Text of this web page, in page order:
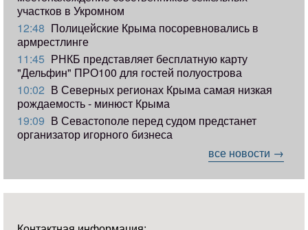
участков в Укромном
12:48 Полицейские Крыма посоревновались в
армрестлинге
11:45 РНКБ представляет бесплатную карту
"Дельфин" ПРО100 для гостей полуострова
10:02 В Северных регионах Крыма самая низкая
рождаемость - минюст Крыма
19:09 В Севастополе перед судом предстанет
организатор игорного бизнеса
все новости →